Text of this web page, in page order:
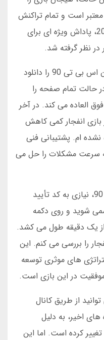
دوچندان می کند. اس بی تی 90 معتبر است و تمام تراکنش
ها را ثبت می کند. در دسامبر 2024، پاداش ویژه ای برای
در نظر گرفته شد.
من توصیه می کنم حتما اپلیکیشن اس بی تی 90 را دانلود
حالت تمام صفحه را
العاده می کند. در آخر
انفجار کمی کاهش
نشده ام. پشتیبانی فنی
به سرعت مشکلات را حل می
برای دانلود اپلیکیشن اس بی تی 90، نیازی به کد تأیید
شوید و روی دکمه
از یک دقیقه طول می کشد.
را بررسی می کنم. این
های موثری توسعه
در این بازی است.
بی تی 90 را می توانید از طریق کانال
اخیر، به دلیل
کرده است. اما این